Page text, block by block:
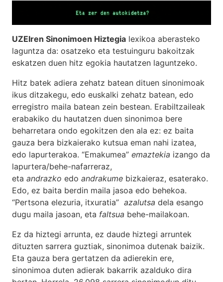
UZEIren Sinonimoen Hiztegia lexikoa aberasteko
laguntza da: osatzeko eta testuinguru bakoitzak
eskatzen duen hitz egokia hautatzen laguntzeko.
Hitz batek adiera zehatz batean dituen sinonimoak
ikus ditzakegu, edo euskalki zehatz batean, edo
erregistro maila batean zein bestean. Erabiltzaileak
erabakiko du hautatzen duen sinonimoa bere
beharretara ondo egokitzen den ala ez: ez baita
gauza bera bizkaierako kutsua eman nahi izatea,
edo lapurterakoa. “Emakumea” emaztekia izango da
lapurtera/behe-nafarreraz,
eta andrazko edo andrakume bizkaieraz, esaterako.
Edo, ez baita berdin maila jasoa edo behekoa.
“Pertsona elezuria, itxuratia” azalutsa dela esango
dugu maila jasoan, eta faltsua behe-mailakoan.
Ez da hiztegi arrunta, ez daude hiztegi arruntek
dituzten sarrera guztiak, sinonimoa dutenak baizik.
Eta gauza bera gertatzen da adierekin ere,
sinonimoa duten adierak bakarrik azalduko dira